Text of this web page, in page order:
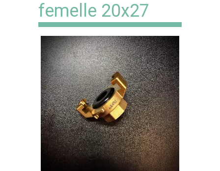
femelle 20x27